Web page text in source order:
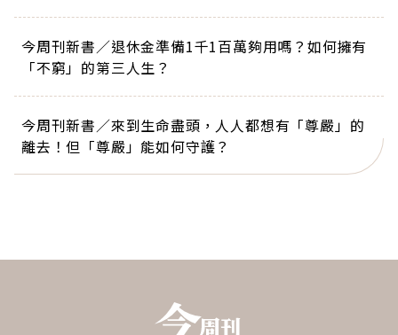
今周刊新書／退休金準備1千1百萬夠用嗎？如何擁有
「不窮」的第三人生？
今周刊新書／來到生命盡頭，人人都想有「尊嚴」的
離去！但「尊嚴」能如何守護？